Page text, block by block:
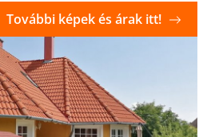
További képek és árak itt!